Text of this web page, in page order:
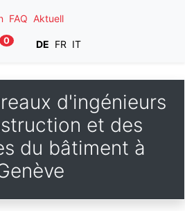
FAQ Aktuell
0 DE FR IT
d'ingénieurs
et des
du bâtiment à